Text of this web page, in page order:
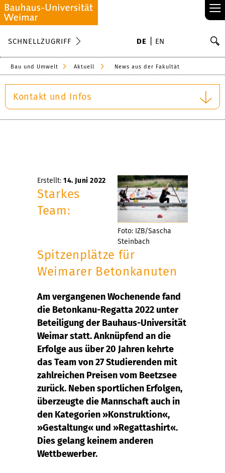
≡
SCHNELLZUGRIFF DE EN
Bau und Umwelt Aktuell News aus der Fakultät
Kontakt und Infos
Foto: IZB/Sascha
Steinbach
Erstellt: 14. Juni 2022
Starkes
Team:
Spitzenplätze für
Weimarer Betonkanuten
Am vergangenen Wochenende fand
die Betonkanu-Regatta 2022 unter
Beteiligung der Bauhaus-Universität
Weimar statt. Anknüpfend an die
Erfolge aus über 20 Jahren kehrte
das Team von 27 Studierenden mit
zahlreichen Preisen vom Beetzsee
zurück. Neben sportlichen Erfolgen,
überzeugte die Mannschaft auch in
den Kategorien »Konstruktion«,
»Gestaltung« und »Regattashirt«.
Dies gelang keinem anderen
Wettbewerber.